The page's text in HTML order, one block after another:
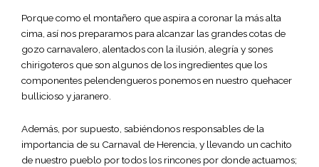
Porque como el montañero que aspira a coronar la más alta
cima, así nos preparamos para alcanzar las grandes cotas de
gozo carnavalero, alentados con la ilusión, alegría y sones
chirigoteros que son algunos de los ingredientes que los
componentes pelendengueros ponemos en nuestro quehacer
bullicioso y jaranero.
Además, por supuesto, sabiéndonos responsables de la
importancia de su Carnaval de Herencia, y llevando un cachito
de nuestro pueblo por todos los rincones por donde actuamos;